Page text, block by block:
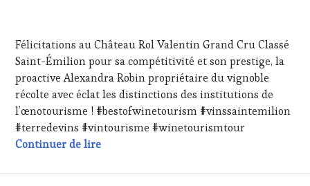
&
DÉGUSTATIONS,
WINE
TASTING,
MÉDIAS,
PRESSE
ÉCRITE,
RADIO,
TV,
OENOTOURISME,
2024
Félicitations au Château Rol Valentin Grand Cru Classé
Saint-Émilion pour sa compétitivité et son prestige, la
proactive Alexandra Robin propriétaire du vignoble
récolte avec éclat les distinctions des institutions de
l’œnotourisme ! #bestofwinetourism #vinssaintemilion
#terredevins #vintourisme #winetourismtour
Continuer de lireFélicitations au Château Rol Valentin